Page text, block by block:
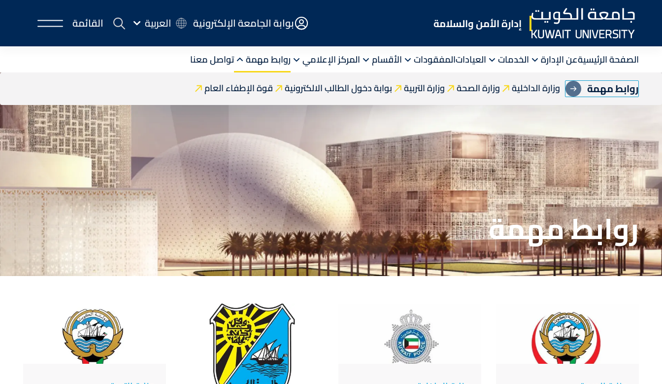
content
إدارة الأمن والسلامة E-
Portal
بوابة الجامعة الإلكترونية العربية القائمة
الصفحة الرئيسيةعن الإدارة الخدمات العياداتالمفقودات الأقسام المركز الإعلامي روابط مهمة
روابط مهمة وزارة الداخلية وزارة الصحة وزارة التربية بوابة دخول الطالب الالكترونية قوة الإطفاء العام
تواصل معنا
روابط مهمة